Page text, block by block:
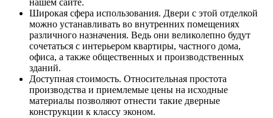
нашем сайте.
Широкая сфера использования. Двери с этой отделкой
можно устанавливать во внутренних помещениях
различного назначения. Ведь они великолепно будут
сочетаться с интерьером квартиры, частного дома,
офиса, а также общественных и производственных
зданий.
Доступная стоимость. Относительная простота
производства и приемлемые цены на исходные
материалы позволяют отнести такие дверные
конструкции к классу эконом.